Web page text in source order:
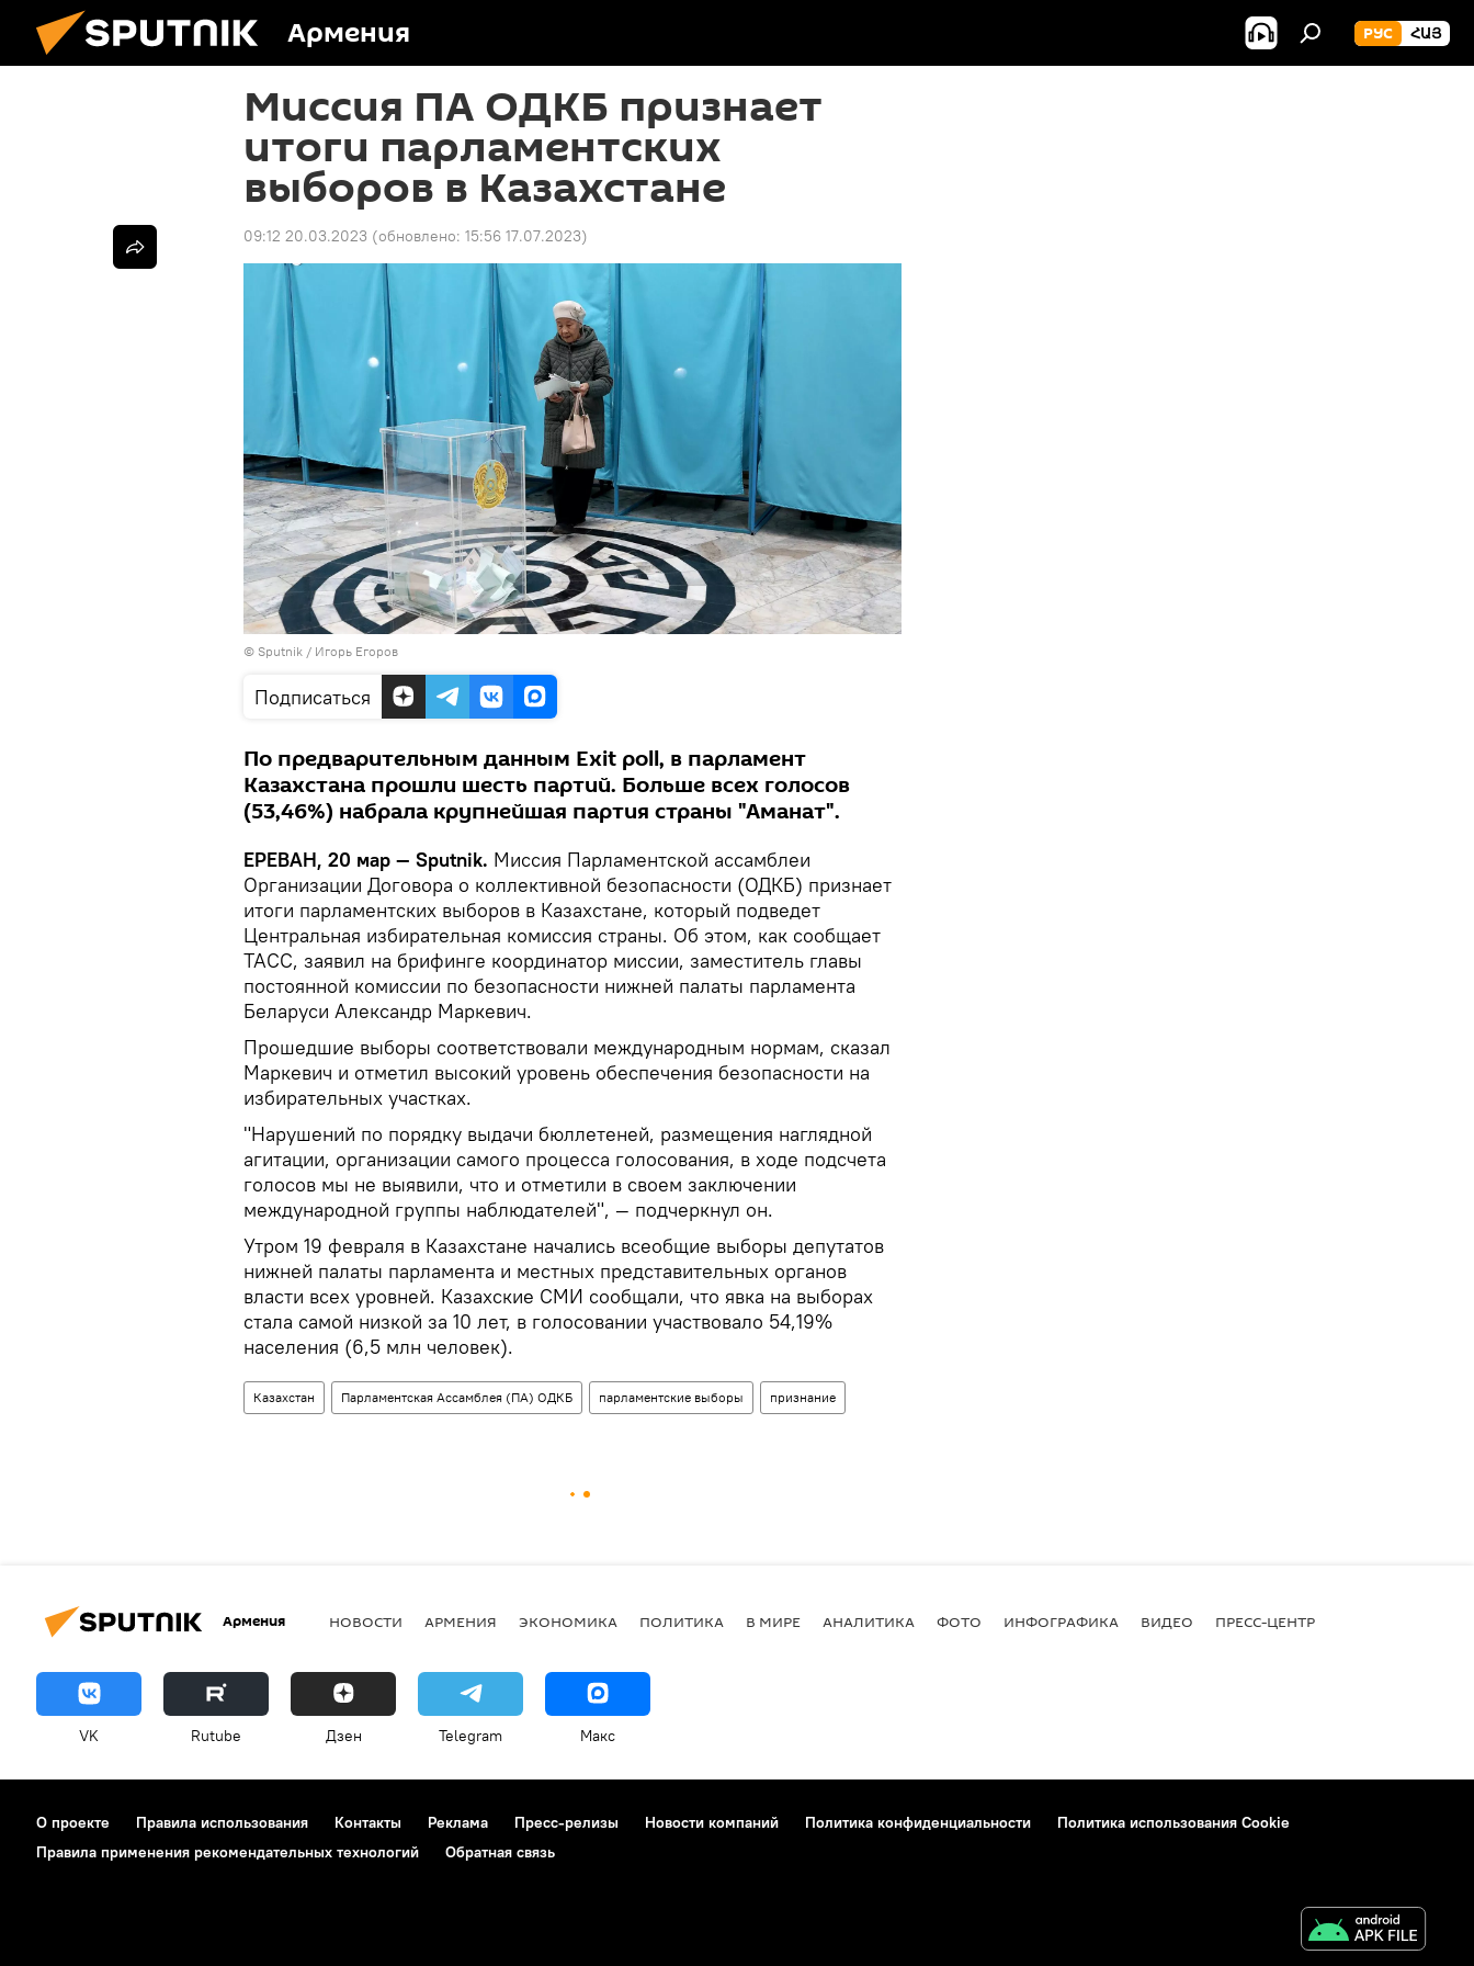
Армения РУС ՀԱՅ
Миссия ПА ОДКБ признает
итоги парламентских
выборов в Казахстане
09:12 20.03.2023 (обновлено: 15:56 17.07.2023)
© Sputnik / Игорь Егоров
Подписаться
По предварительным данным Exit poll, в парламент
Казахстана прошли шесть партий. Больше всех голосов
(53,46%) набрала крупнейшая партия страны "Аманат".
ЕРЕВАН, 20 мар — Sputnik. Миссия Парламентской ассамблеи
Организации Договора о коллективной безопасности (ОДКБ) признает
итоги парламентских выборов в Казахстане, который подведет
Центральная избирательная комиссия страны. Об этом, как сообщает
ТАСС, заявил на брифинге координатор миссии, заместитель главы
постоянной комиссии по безопасности нижней палаты парламента
Беларуси Александр Маркевич.
Прошедшие выборы соответствовали международным нормам, сказал
Маркевич и отметил высокий уровень обеспечения безопасности на
избирательных участках.
"Нарушений по порядку выдачи бюллетеней, размещения наглядной
агитации, организации самого процесса голосования, в ходе подсчета
голосов мы не выявили, что и отметили в своем заключении
международной группы наблюдателей", — подчеркнул он.
Утром 19 февраля в Казахстане начались всеобщие выборы депутатов
нижней палаты парламента и местных представительных органов
власти всех уровней. Казахские СМИ сообщали, что явка на выборах
стала самой низкой за 10 лет, в голосовании участвовало 54,19%
населения (6,5 млн человек).
Казахстан Парламентская Ассамблея (ПА) ОДКБ парламентские выборы признание
Армения НОВОСТИ АРМЕНИЯ ЭКОНОМИКА ПОЛИТИКА В МИРЕ АНАЛИТИКА ФОТО ИНФОГРАФИКА ВИДЕО ПРЕСС-ЦЕНТР
VK Rutube Дзен Telegram Макс
О проекте Правила использования Контакты Реклама Пресс-релизы Новости компаний Политика конфиденциальности
Политика использования Cookie
Правила применения рекомендательных технологий
Обратная связь